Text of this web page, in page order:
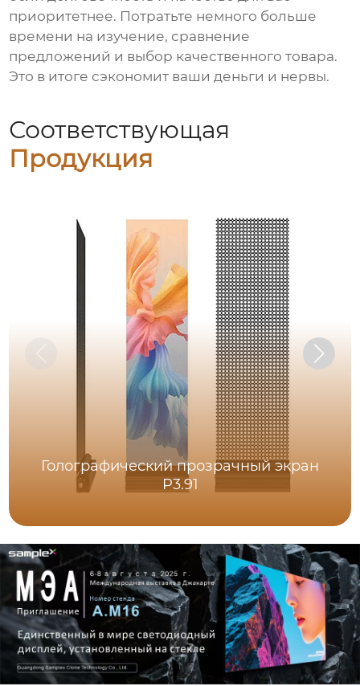
приоритетнее. Потратьте немного больше
времени на изучение, сравнение
предложений и выбор качественного товара.
Это в итоге сэкономит ваши деньги и нервы.
Соответствующая
Продукция
Голографический прозрачный экран
P3.91